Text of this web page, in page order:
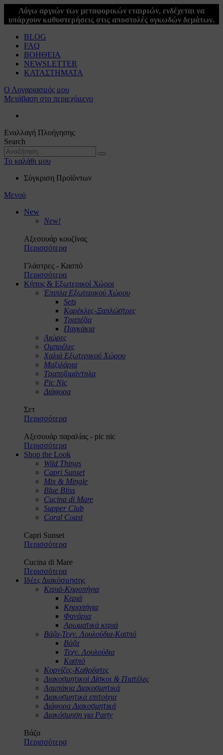
Λόγω αργιών των μεταφορικών εταιριών, ενδέχεται να
υπάρχουν καθυστερήσεις στις αποστολές ογκωδών δεμάτων.
BLOG
FAQ
ΒΟΗΘΕΙΑ
NEWSLETTER
ΚΑΤΑΣΤΗΜΑΤΑ
Ο Λογαριασμός μου
Μετάβαση στο περιεχόμενο
Εναλλαγή Πλοήγησης
Search
Το καλάθι μου
Σύγκριση Προϊόντων
Μενού
New
New!
Αξεσουάρ κουζίνας
Περισσότερα
Γλάστρες - Κασπό
Περισσότερα
Κήπος & Εξωτερικοί Χώροι
Έπιπλα Εξωτερικού Χώρου
Sets
Καρέκλες-Ξαπλώστρες
Τραπέζια
Παγκάκια
Αιώρες
Ομπρέλες
Χαλιά Εξωτερικού Χώρου
Μαξιλάρια
Τραπεζομάντηλα
Pic Nic
Διάφορα
Σετ
Περισσότερα
Αξεσουάρ παραλίας - pic nic
Περισσότερα
Shop the Look
Wild Things
Capri Sunset
Mix & Mingle
Blue Bliss
Cucina di Mare
Supper Club
Coral Coast
Capri Sunset
Περισσότερα
Cucina di Mare
Περισσότερα
Ιδέες Διακόσμησης
Κεριά-Κηροπήγια
Κεριά
Κηροπήγια
Φανάρια
Αρωματικά κεριά
Βάζα-Τεχν. Λουλούδια-Κασπό
Βάζα
Τεχν. Λουλούδια
Κασπό
Κορνίζες-Καθρέφτες
Διακοσμητικοί Δίσκοι & Πιατέλες
Λαμπάκια Διακοσμητικά
Διακοσμητικά επιτοίχια
Διάφορα Διακοσμητικά
Διακόσμηση για Party
Βάζα
Περισσότερα